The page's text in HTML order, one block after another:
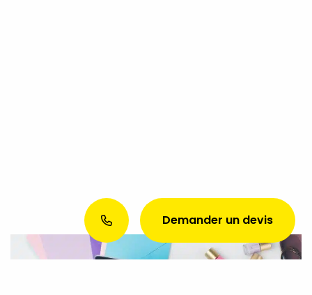
Demander un devis